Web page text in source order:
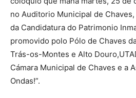
no Auditorio Municipal de
da Candidatura do Patrimonio
promovido polo Pólo de Chaves
Trás-os-Montes e Alto
Cámara Municipal de Chaves e a
Ondas!”.